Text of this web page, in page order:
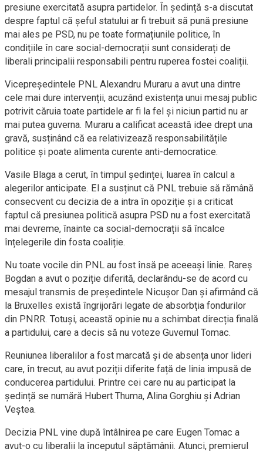
presiune exercitată asupra partidelor. În ședință s-a discutat
despre faptul că șeful statului ar fi trebuit să pună presiune
mai ales pe PSD, nu pe toate formațiunile politice, în
condițiile în care social-democrații sunt considerați de
liberali principalii responsabili pentru ruperea fostei coaliții.
Vicepreședintele PNL Alexandru Muraru a avut una dintre
cele mai dure intervenții, acuzând existența unui mesaj public
potrivit căruia toate partidele ar fi la fel și niciun partid nu ar
mai putea guverna. Muraru a calificat această idee drept una
gravă, susținând că ea relativizează responsabilitățile
politice și poate alimenta curente anti-democratice.
Vasile Blaga a cerut, în timpul ședinței, luarea în calcul a
alegerilor anticipate. El a susținut că PNL trebuie să rămână
consecvent cu decizia de a intra în opoziție și a criticat
faptul că presiunea politică asupra PSD nu a fost exercitată
mai devreme, înainte ca social-democrații să încalce
înțelegerile din fosta coaliție.
Nu toate vocile din PNL au fost însă pe aceeași linie. Rareș
Bogdan a avut o poziție diferită, declarându-se de acord cu
mesajul transmis de președintele Nicușor Dan și afirmând că
la Bruxelles există îngrijorări legate de absorbția fondurilor
din PNRR. Totuși, această opinie nu a schimbat direcția finală
a partidului, care a decis să nu voteze Guvernul Tomac.
Reuniunea liberalilor a fost marcată și de absența unor lideri
care, în trecut, au avut poziții diferite față de linia impusă de
conducerea partidului. Printre cei care nu au participat la
ședință se numără Hubert Thuma, Alina Gorghiu și Adrian
Veștea.
Decizia PNL vine după întâlnirea pe care Eugen Tomac a
avut-o cu liberalii la începutul săptămânii. Atunci, premierul